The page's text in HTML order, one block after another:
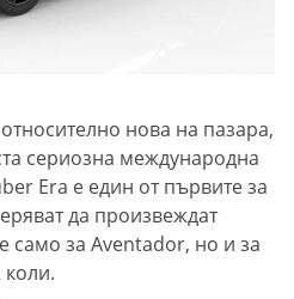
нова на пазара,
сериозна международна
Era е един от първите за
да произвеждат
само за Aventador, но и за
коли.